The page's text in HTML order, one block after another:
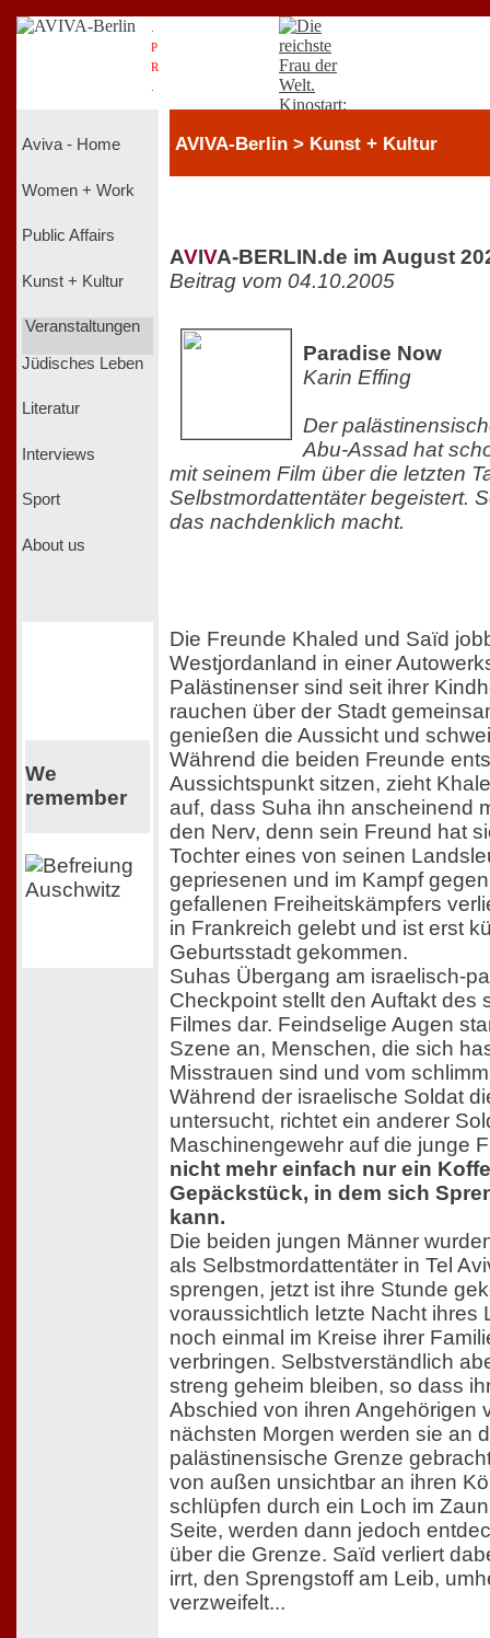
P
R
Aviva - Home
Women + Work
Public Affairs
Kunst + Kultur
Veranstaltungen
Jüdisches Leben
Literatur
Interviews
Sport
About us
We
remember
AVIVA-Berlin > Kunst + Kultur
AVIVA-BERLIN.de im August
Beitrag vom 04.10.2005
Paradise Now
Karin Effing
Der
Abu-Assad hat
mit seinem Film über die letzten
Selbstmordattentäter begeistert.
das nachdenklich macht.
Die Freunde Khaled und Saïd
Westjordanland in einer
Palästinenser sind seit ihrer
rauchen über der Stadt
genießen die Aussicht und
Während die beiden Freunde
Aussichtspunkt sitzen, zieht
auf, dass Suha ihn anscheinend
den Nerv, denn sein Freund hat
Tochter eines von seinen
gepriesenen und im Kampf
gefallenen Freiheitskämpfers
in Frankreich gelebt und ist erst
Geburtsstadt gekommen.
Suhas Übergang am israelisch-
Checkpoint stellt den Auftakt des
Filmes dar. Feindselige Augen
Szene an, Menschen, die sich
Misstrauen sind und vom
Während der israelische Soldat
untersucht, richtet ein anderer
Maschinengewehr auf die junge
nicht mehr einfach nur ein
Gepäckstück, in dem sich
kann.
Die beiden jungen Männer
als Selbstmordattentäter in Tel
sprengen, jetzt ist ihre Stunde
voraussichtlich letzte Nacht ihres
noch einmal im Kreise ihrer
verbringen. Selbstverständlich
streng geheim bleiben, so dass
Abschied von ihren Angehörigen
nächsten Morgen werden sie an
palästinensische Grenze
von außen unsichtbar an ihren
schlüpfen durch ein Loch im
Seite, werden dann jedoch
über die Grenze. Saïd verliert
irrt, den Sprengstoff am Leib,
verzweifelt...